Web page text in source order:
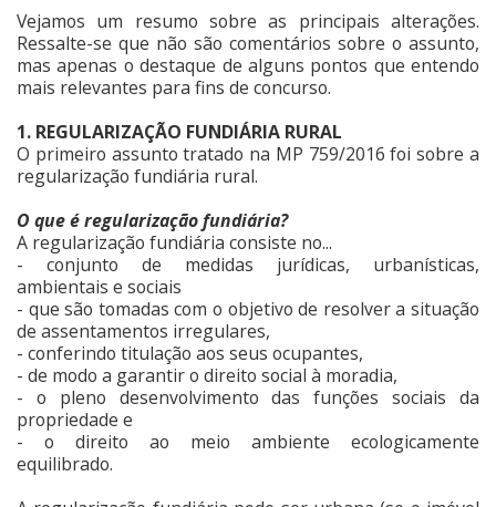
Vejamos um resumo sobre as principais alterações.
Ressalte-se que não são comentários sobre o assunto,
mas apenas o destaque de alguns pontos que entendo
mais relevantes para fins de concurso.
1. REGULARIZAÇÃO FUNDIÁRIA RURAL
O primeiro assunto tratado na MP 759/2016 foi sobre a
regularização fundiária rural.
O que é regularização fundiária?
A regularização fundiária consiste no...
- conjunto de medidas jurídicas, urbanísticas,
ambientais e sociais
- que são tomadas com o objetivo de resolver a situação
de assentamentos irregulares,
- conferindo titulação aos seus ocupantes,
- de modo a garantir o direito social à moradia,
- o pleno desenvolvimento das funções sociais da
propriedade e
- o direito ao meio ambiente ecologicamente
equilibrado.